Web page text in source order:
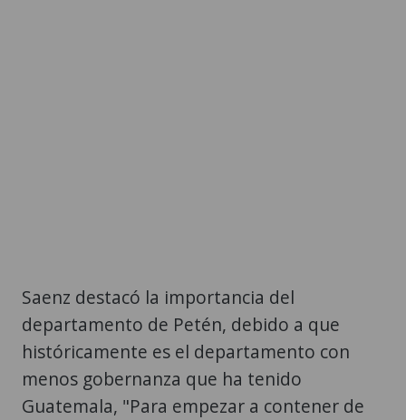
Saenz destacó la importancia del
departamento de Petén, debido a que
históricamente es el departamento con
menos gobernanza que ha tenido
Guatemala, "Para empezar a contener de